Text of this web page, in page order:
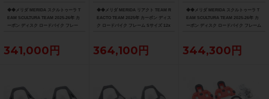
◆◆メリダ MERIDA スクルトゥーラ T
EAM SCULTURA TEAM 2025-26年 カ
ーボン ディスク ロードバイク フレー
341,000円
◆◆メリダ MERIDA リアクト TEAM R
EACTO TEAM 2025年 カーボン ディス
ク ロードバイク フレーム Sサイズ 12x
364,100円
◆◆メリダ MERIDA スクルトゥーラ T
EAM SCULTURA TEAM 2025-26年 カ
ーボン ディスク ロードバイク フレーム
344,300円